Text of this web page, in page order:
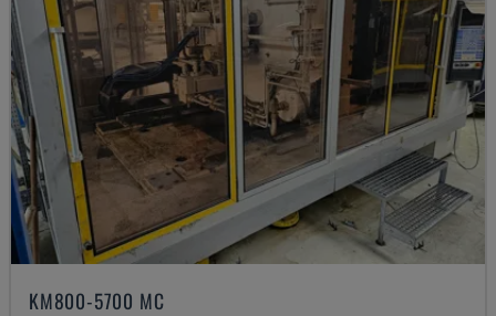
KM800-5700 MC